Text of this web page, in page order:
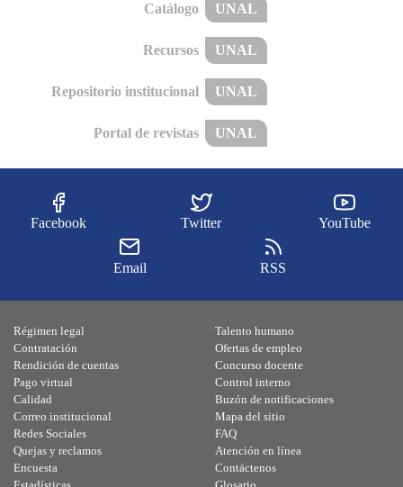
Catálogo UNAL
Recursos UNAL
Repositorio institucional UNAL
Portal de revistas UNAL
Facebook Twitter YouTube
Email RSS
Régimen legal
Contratación
Rendición de cuentas
Pago virtual
Calidad
Talento humano
Ofertas de empleo
Concurso docente
Control interno
Buzón de notificaciones
Correo institucional
Redes Sociales
Quejas y reclamos
Encuesta
Mapa del sitio
FAQ
Atención en línea
Contáctenos